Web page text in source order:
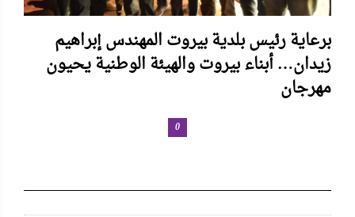
برعاية رئيس بلدية بيروت المهندس إبراهيم
زيدان… أبناء بيروت والهيئة الوطنية يحيون
مهرجان
0